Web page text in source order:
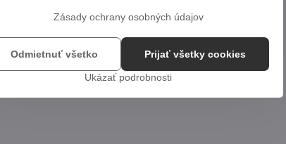
Zásady ochrany osobných údajov
Ukázať podrobnosti
Prijať všetky cookies
Odmietnuť všetko